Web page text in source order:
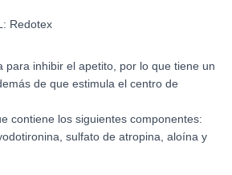
Redotex
para inhibir el apetito, por lo que tiene un
de que estimula el centro de
contiene los siguientes componentes:
sulfato de atropina, aloína y